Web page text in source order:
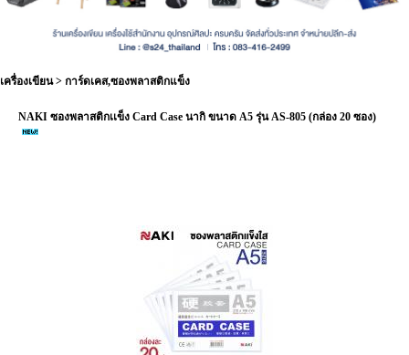
เครื่องเขียน> การ์ดเคส,ซองพลาสติกแข็ง
NAKI ซองพลาสติกเเข็ง Card Case นากิ ขนาด A5 รุ่น AS-805 (กล่อง 20 ซอง)